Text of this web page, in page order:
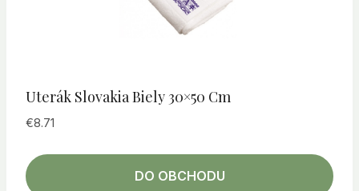
Uterák Slovakia Biely 30×50 Cm
€8.71
DO OBCHODU